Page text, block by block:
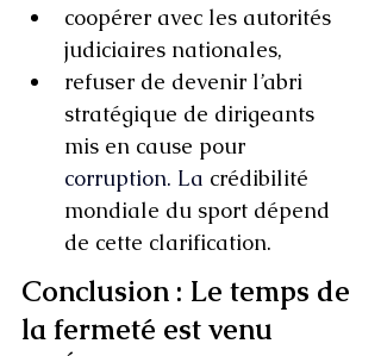
coopérer avec les autorités
judiciaires nationales,
refuser de devenir l’abri
stratégique de dirigeants
mis en cause pour
corruption. La crédibilité
mondiale du sport dépend
de cette clarification.
Conclusion : Le temps de
la fermeté est venu